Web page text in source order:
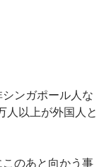
ンガポール人な
人以上が外国人と
のあと向かう事